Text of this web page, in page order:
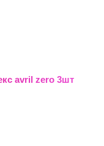
avril zero 3шт